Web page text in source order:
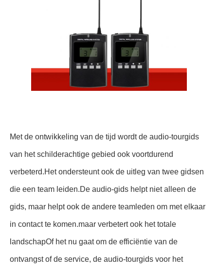
Met de ontwikkeling van de tijd wordt de audio-tourgids
van het schilderachtige gebied ook voortdurend
verbeterd.Het ondersteunt ook de uitleg van twee gidsen
die een team leiden.De audio-gids helpt niet alleen de
gids, maar helpt ook de andere teamleden om met elkaar
in contact te komen.maar verbetert ook het totale
landschapOf het nu gaat om de efficiëntie van de
ontvangst of de service, de audio-tourgids voor het